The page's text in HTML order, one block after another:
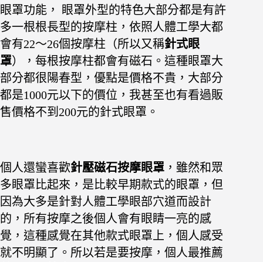
眼罩功能， 眼罩外型的特色大部分都是有許
多一根根長型的按摩柱，依照人體工學大都
會有22～26個按摩柱（所以又稱針式眼
罩），每根按摩柱都會有磁石。這種眼罩大
部分都很陽春型，優點是價格不貴，大部分
都是1000元以下的價位，我甚至也有看過販
售價格不到200元的針式眼罩。
個人還蠻喜歡針壓磁石按摩眼罩 ，雖然和眾
多眼罩比起來，是比較早期款式的眼罩，但
因為大多是針對人體工學眼部穴道而設計
的，所有按摩之後個人會有眼睛一亮的感
覺，這種感覺在其他款式眼罩上，個人感受
就不明顯了。所以若是要按摩，個人最推薦